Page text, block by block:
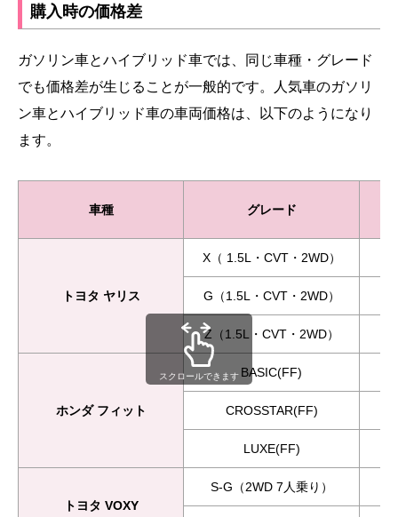
購入時の価格差
ガソリン車とハイブリッド車では、同じ車種・グレード
でも価格差が生じることが一般的です。人気車のガソリ
ン車とハイブリッド車の車両価格は、以下のようになり
ます。
車種 グレード
トヨタ ヤリス
X（ 1.5L・CVT・2WD）
G（1.5L・CVT・2WD）
Z（1.5L・CVT・2WD）
ホンダ フィット
BASIC(FF)
CROSSTAR(FF)
LUXE(FF)
トヨタ VOXY
S-G（2WD 7人乗り）
スクロールできます